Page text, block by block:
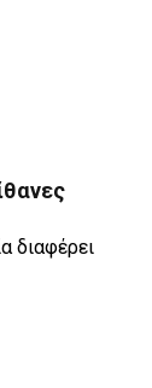
διαφέρει